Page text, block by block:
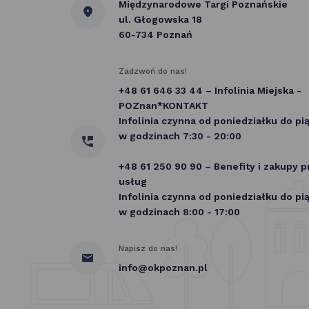
Międzynarodowe Targi Poznańskie
ul. Głogowska 18
60-734 Poznań
Zadzwoń do nas!
+48 61 646 33 44 – Infolinia Miejska -
POZnan*KONTAKT
Infolinia czynna od poniedziałku do
w godzinach 7:30 - 20:00
+48 61 250 90 90 – Benefity i zakupy
usług
Infolinia czynna od poniedziałku do
w godzinach 8:00 - 17:00
Napisz do nas!
info@okpoznan.pl